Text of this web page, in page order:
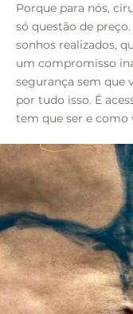
Porque para nós,
só questão de
sonhos realizados,
um compromisso
segurança sem que
por tudo isso. É
tem que ser e como